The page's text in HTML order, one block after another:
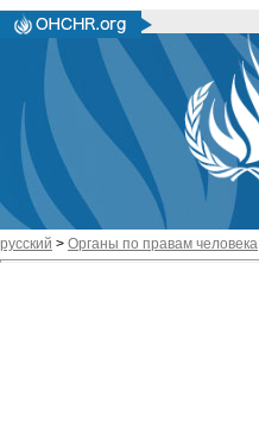
русский > Органы по правам человека